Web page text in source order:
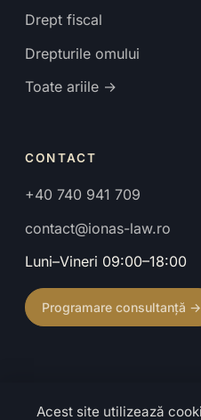
Drept fiscal
Drepturile omului
Toate ariile →
CONTACT
+40 740 941 709
contact@ionas-law.ro
Luni–Vineri 09:00–18:00
Programare consultanță →
Acest site utilizează